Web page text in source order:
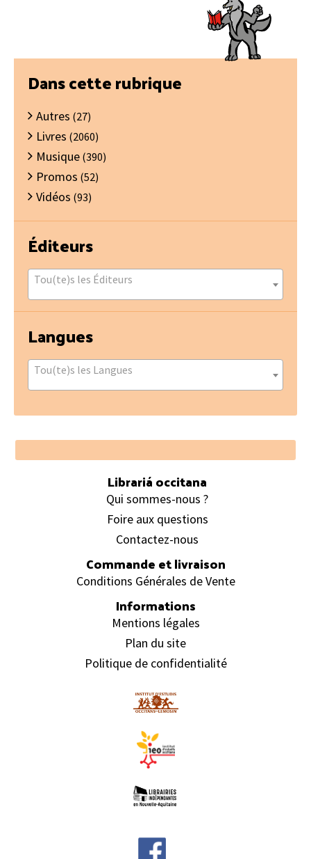
Barre
latérale
principale
Dans cette rubrique
Autres (27)
Livres (2060)
Musique (390)
Promos (52)
Vidéos (93)
Éditeurs
Tou(te)s les Éditeurs
Langues
Tou(te)s les Langues
Footer
Librariá occitana
Qui sommes-nous ?
Foire aux questions
Contactez-nous
Commande et livraison
Conditions Générales de Vente
Informations
Mentions légales
Plan du site
Politique de confidentialité